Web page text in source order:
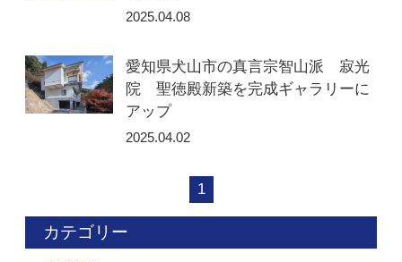
2025.04.08
愛知県犬山市の真言宗智山派 寂光
院 聖徳殿新築を完成ギャラリーに
アップ
2025.04.02
1
カテゴリー